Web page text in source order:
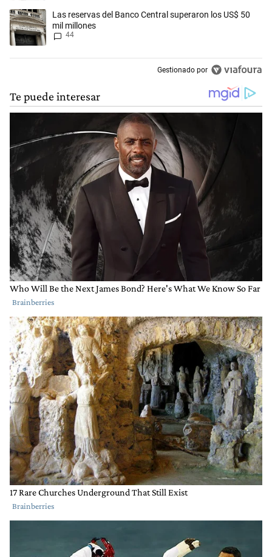
Un artículo de tendencia con el título "Las reservas del Banco Central
Las reservas del Banco Central superaron los US$ 50
mil millones
44
Gestionado por